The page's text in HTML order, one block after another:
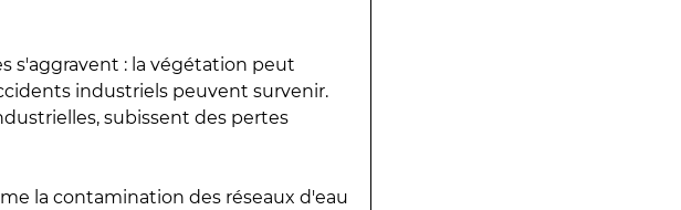
s'aggravent : la végétation peut
industriels peuvent survenir.
subissent des pertes
la contamination des réseaux d'eau